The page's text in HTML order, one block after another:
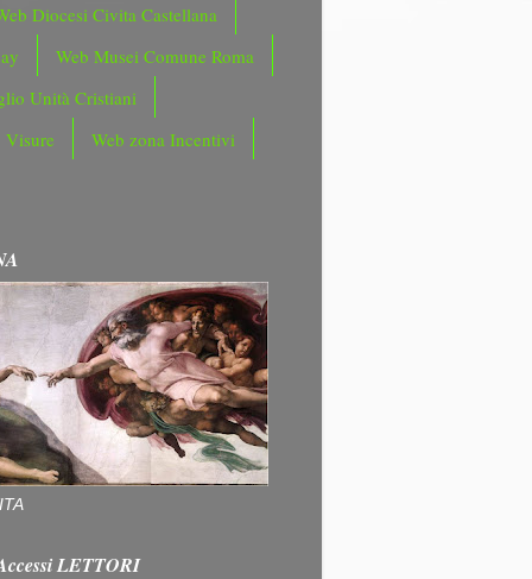
Diocesi Civita Castellana
Web Musei Comune Roma
Unità Cristiani
Visure
Web zona Incentivi
LETTORI